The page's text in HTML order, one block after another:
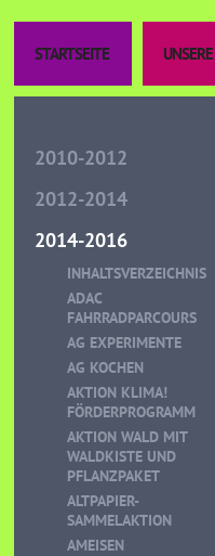
STARTSEITE
2010-2012
2012-2014
2014-2016
INHALTSVERZEICHNIS
ADAC
FAHRRADPARCOURS
AG EXPERIMENTE
AG KOCHEN
AKTION KLIMA!
FÖRDERPROGRAMM
AKTION WALD MIT
WALDKISTE UND
PFLANZPAKET
ALTPAPIER-
SAMMELAKTION
AMEISEN